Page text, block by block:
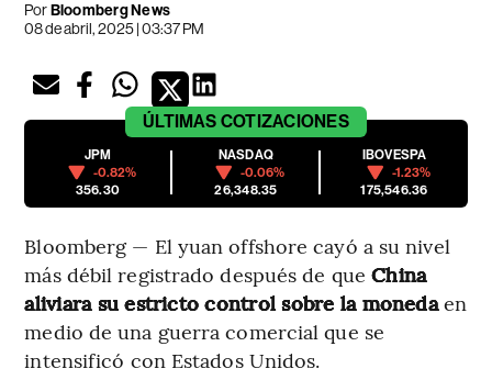
PorBloomberg News
08 de abril, 2025 | 03:37 PM
ÚLTIMAS COTIZACIONES
JPM
-0.82%
356.30
NASDAQ
-0.06%
26,348.35
IBOVESPA
-1.23%
175,546.36
Bloomberg — El yuan offshore cayó a su nivel
más débil registrado después de que China
aliviara su estricto control sobre la monedaen
medio de una guerra comercial que se
intensificó con Estados Unidos.